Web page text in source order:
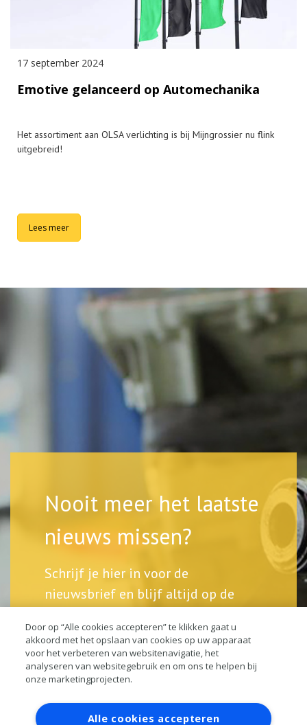
17 september 2024
Emotive gelanceerd op Automechanika
Het assortiment aan OLSA verlichting is bij Mijngrossier nu flink
uitgebreid!
Lees meer
Nooit meer het laatste
nieuws missen?
Schrijf je hier in voor de
nieuwsbrief en blijf altijd op de
Account aanvragen Inloggen
Door op “Alle cookies accepteren” te klikken gaat u
akkoord met het opslaan van cookies op uw apparaat
voor het verbeteren van websitenavigatie, het
analyseren van websitegebruik en om ons te helpen bij
onze marketingprojecten.
Alle cookies accepteren